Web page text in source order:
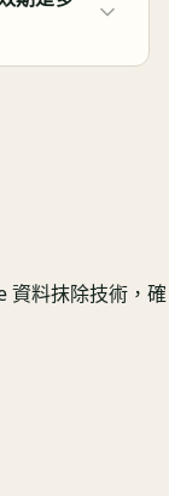
資料抹除技術，確